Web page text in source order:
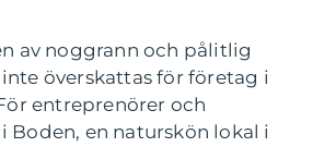
av noggrann och pålitlig
överskattas för företag i
entreprenörer och
Boden, en naturskön lokal i